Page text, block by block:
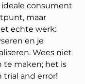
consument
maar
echte werk:
en je
Wees niet
te maken; het is
trial and error!